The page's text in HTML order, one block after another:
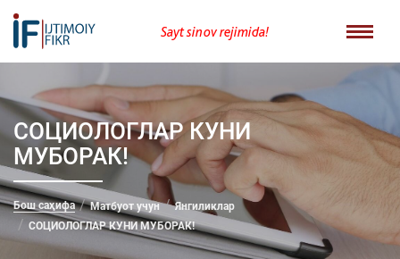
Sayt sinov rejimida!
СОЦИОЛОГЛАР КУНИ
МУБОРАК!
Бош саҳифа Матбуот учун
Янгиликлар
СОЦИОЛОГЛАР КУНИ МУБОРАК!